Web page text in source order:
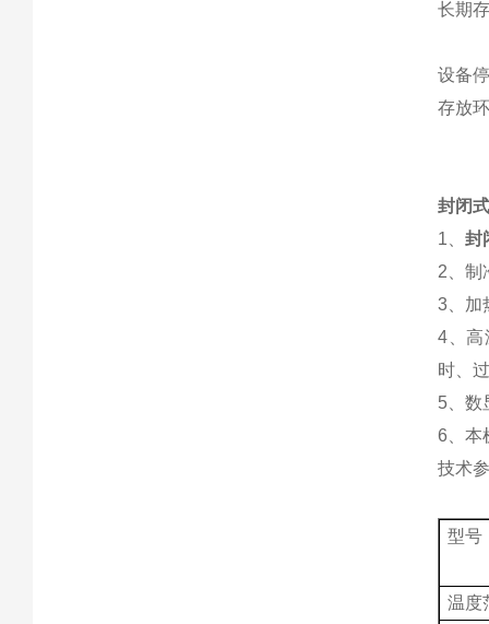
长期
设备
存放
封闭
1、封
2、制
3、加
4、高
时、
5、数
6、本
技术
型号
温度